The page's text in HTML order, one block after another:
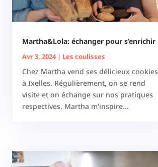
Martha&Lola: échanger pour s’enrichir
Avr 3, 2024| Les coulisses
Chez Martha vend ses délicieux cookies
à Ixelles. Régulièrement, on se rend
visite et on échange sur nos pratiques
respectives. Martha m'inspire...